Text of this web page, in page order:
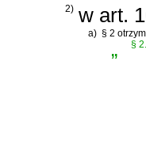
2) w art.
a) § 2
„ § 2.